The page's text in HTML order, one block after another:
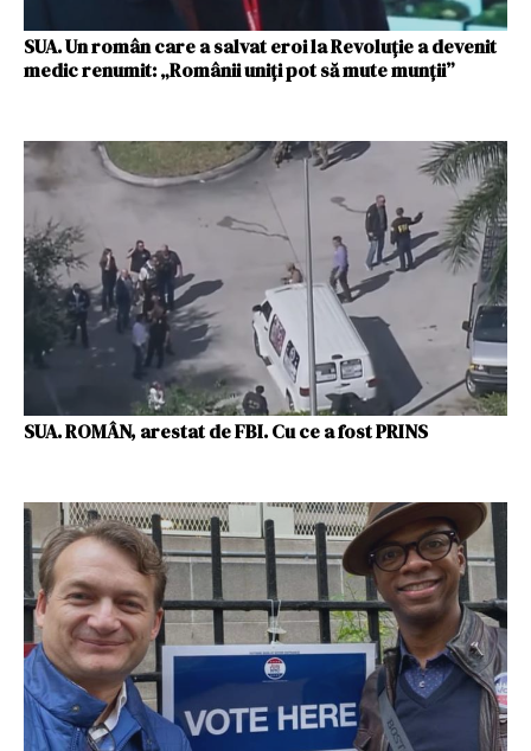
SUA. Un român care a salvat eroi la Revoluţie a devenit
medic renumit: „Românii uniţi pot să mute munţii”
SUA. ROMÂN, arestat de FBI. Cu ce a fost PRINS